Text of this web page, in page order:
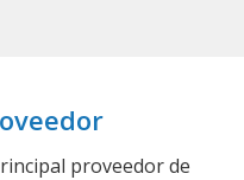
proveedor de